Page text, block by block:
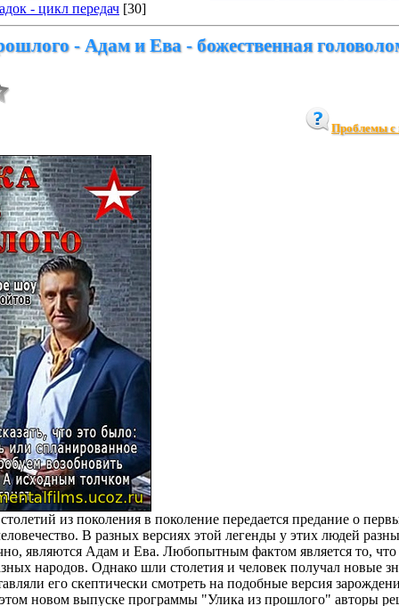
- цикл передач [30]
- Адам и Ева - божественная
Проблемы с
из поколения в поколение передается предание о
В разных версиях этой легенды у этих людей
являются Адам и Ева. Любопытным фактом является то,
народов. Однако шли столетия и человек получал новые
его скептически смотреть на подобные версия
новом выпуске программы "Улика из прошлого" авторы